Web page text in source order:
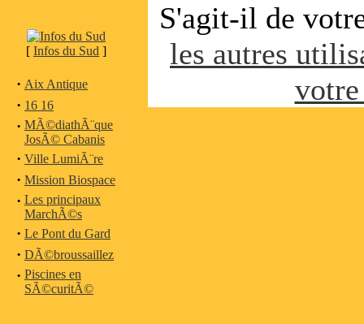
[ Infos du Sud ]
· Aix Antique
· 16 16
· MÃ©diathÃ¨que
JosÃ© Cabanis
· Ville LumiÃ¨re
· Mission Biospace
· Les principaux
MarchÃ©s
· Le Pont du Gard
· DÃ©broussaillez
· Piscines en
SÃ©curitÃ©
S'agit-il de
les autres